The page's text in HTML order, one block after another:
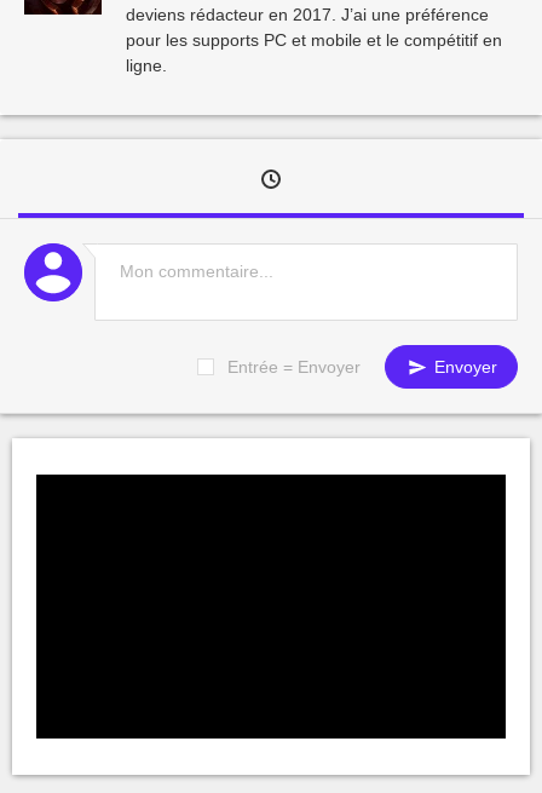
deviens rédacteur en 2017. J’ai une préférence
pour les supports PC et mobile et le compétitif en
ligne.
Entrée = Envoyer Envoyer